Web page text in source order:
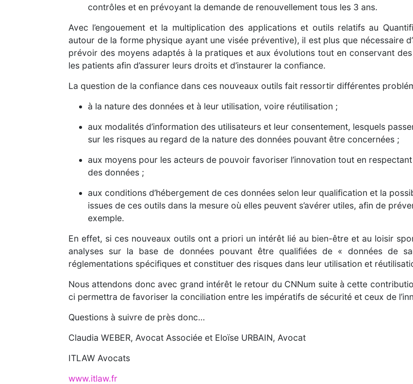
contrôles et en prévoyant la demande de renouvellement tous les 3 ans.
Avec l’engouement et la multiplication des applications et outils relatifs au
autour de la forme physique ayant une visée préventive), il est plus que nécessaire
prévoir des moyens adaptés à la pratiques et aux évolutions tout en conservant
les patients afin d’assurer leurs droits et d’instaurer la confiance.
La question de la confiance dans ces nouveaux outils fait ressortir différentes
­à la nature des données et à leur utilisation, voire réutilisation ;
­aux modalités d’information des utilisateurs et leur consentement, lesquels
sur les risques au regard de la nature des données pouvant être concernées ;
­aux moyens pour les acteurs de pouvoir favoriser l’innovation tout en
des données ;
­aux conditions d’hébergement de ces données selon leur qualification et la
issues de ces outils dans la mesure où elles peuvent s’avérer utiles, afin de
exemple.
En effet, si ces nouveaux outils ont a priori un intérêt lié au bien-être et au loisir
analyses sur la base de données pouvant être qualifiées de « données de
réglementations spécifiques et constituer des risques dans leur utilisation et
Nous attendons donc avec grand intérêt le retour du CNNum suite à cette
ci permettra de favoriser la conciliation entre les impératifs de sécurité et ceux de
Questions à suivre de près donc…
Claudia WEBER, Avocat Associée et Eloïse URBAIN, Avocat
ITLAW Avocats
www.itlaw.fr